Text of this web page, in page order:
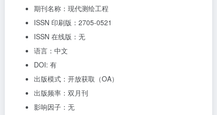
期刊名称：现代测绘工程
ISSN 印刷版：2705-0521
ISSN 在线版：无
语言：中文
DOI: 有
出版模式：开放获取（OA）
出版频率：双月刊
影响因子：无